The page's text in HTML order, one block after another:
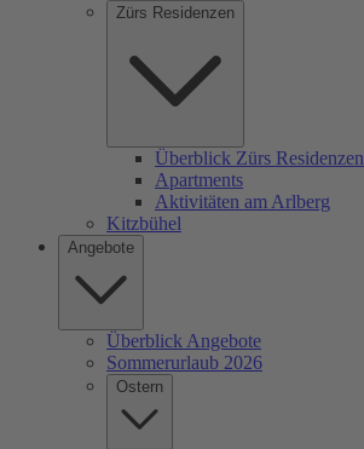
Zürs Residenzen
Überblick Zürs Residenzen
Apartments
Aktivitäten am Arlberg
Kitzbühel
Angebote
Überblick Angebote
Sommerurlaub 2026
Ostern